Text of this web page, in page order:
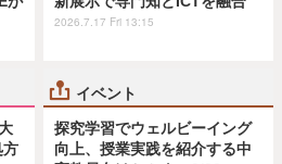
2026.7.17 Fri 13:15
方
イベント
探究学習でウェルビーイング
向上、授業実践を紹介する中